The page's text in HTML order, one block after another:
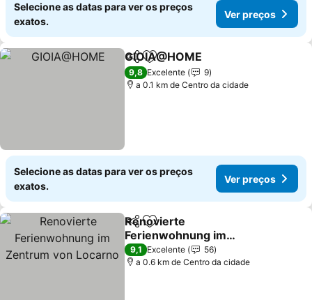
Selecione as datas para ver os preços
exatos.
Ver preços
PartilharAdicionar aos favoritos
GIOIA@HOME
9,8 Excelente
9
a 0.1 km de Centro da cidade
Selecione as datas para ver os preços
exatos.
Ver preços
PartilharAdicionar aos favoritos
Renovierte
Ferienwohnung im
Zentrum von Locarno
9,1 Excelente
56
a 0.6 km de Centro da cidade